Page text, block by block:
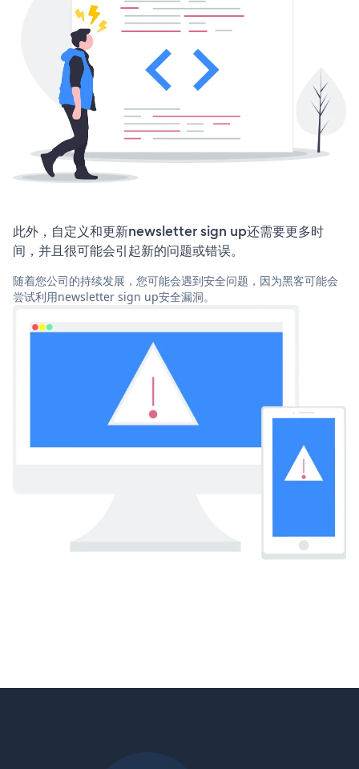
此外，自定义和更新newsletter sign up还需要更多时
间，并且很可能会引起新的问题或错误。
随着您公司的持续发展，您可能会遇到安全问题，因为黑客可能会
尝试利用newsletter sign up安全漏洞。